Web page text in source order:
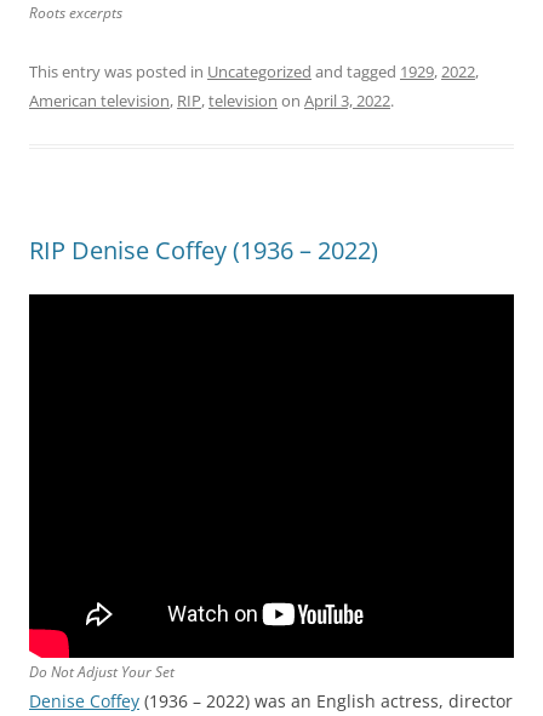
Roots excerpts
This entry was posted in Uncategorized and tagged 1929,2022,
American television, RIP,television on April 3, 2022.
RIP Denise Coffey (1936 – 2022)
Do Not Adjust Your Set
Denise Coffey (1936 – 2022) was an English actress, director